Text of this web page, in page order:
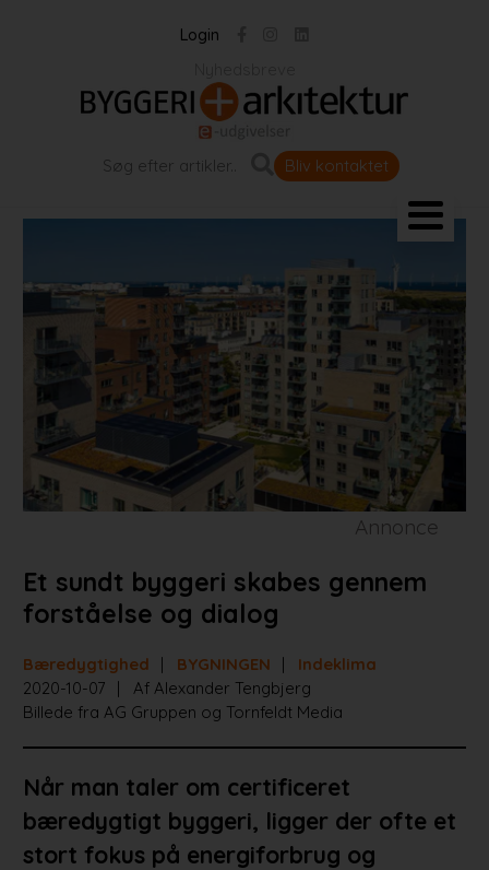
Login
Bliv kontaktet
Projekter
Portrætter
Partnere
Jobportal
Annonce
Et sundt byggeri skabes gennem
forståelse og dialog
Bæredygtighed BYGNINGEN
Indeklima
2020-10-07
Af Alexander Tengbjerg
Billede fra AG Gruppen og Tornfeldt Media
Når man taler om certificeret
bæredygtigt byggeri, ligger der ofte et
stort fokus på energiforbrug og